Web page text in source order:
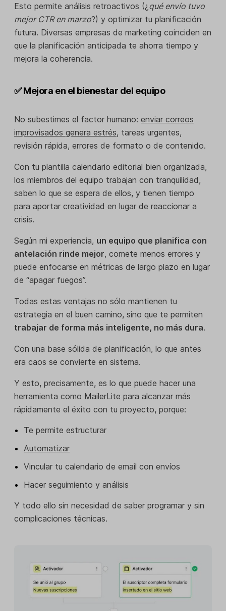
Esto permite análisis retroactivos (¿ qué envío tuvo
mejor CTR en marzo?) y optimizar tu planificación
futura. Diversas empresas de marketing coinciden en
que la planificación anticipada te ahorra tiempo y
mejora la coherencia.
✅ Mejora en el bienestar del equipo
No subestimes el factor humano: enviar correos
improvisados genera estrés, tareas urgentes,
revisión rápida, errores de formato o de contenido.
Con tu plantilla calendario editorial bien organizada,
los miembros del equipo trabajan con tranquilidad,
saben lo que se espera de ellos, y tienen tiempo
para aportar creatividad en lugar de reaccionar a
crisis.
Según mi experiencia, un equipo que planifica con
antelación rinde mejor, comete menos errores y
puede enfocarse en métricas de largo plazo en lugar
de “apagar fuegos”.
Todas estas ventajas no sólo mantienen tu
estrategia en el buen camino, sino que te permiten
trabajar de forma más inteligente, no más dura.
Con una base sólida de planificación, lo que antes
era caos se convierte en sistema.
Y esto, precisamente, es lo que puede hacer una
herramienta como MailerLite para alcanzar más
rápidamente el éxito con tu proyecto, porque:
Te permite estructurar
Automatizar
Vincular tu calendario de email con envíos
Hacer seguimiento y análisis
Y todo ello sin necesidad de saber programar y sin
complicaciones técnicas.